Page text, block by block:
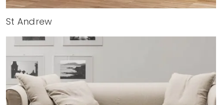
St Andrew